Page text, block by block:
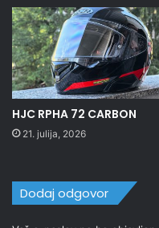
HJC RPHA 72 CARBON
21. julija, 2026
Dodaj odgovor